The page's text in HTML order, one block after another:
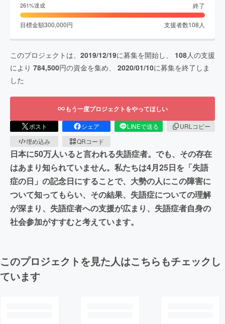
261%達成 終了
目標金額300,000円 支援者数108 人
このプロジェクトは、 2019/12/19に募集を開始し、 108人の支援
により 784,500円の資金を集め、 2020/01/10に募集を終了しま
した
もう一度プロジェクトをやってほしい
ポスト シェア LINEで送る
URLコピー
埋め込み
QRコード
日本に50万人いると言われる失語症者。でも、その存在
はあまり知られていません。私たちは4月25日を「失語
症の日」の記念日にすることで、大勢の人にこの障害に
ついて知ってもらい、その結果、失語症についての理解
が深まり、失語症者への支援が広まり、失語症者自身の
社会参加がすすむと考えています。
このプロジェクトを見た人はこちらもチェックし
ています